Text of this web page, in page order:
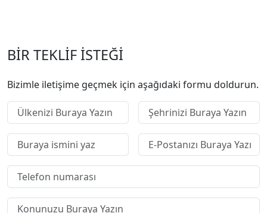
BİR TEKLİF İSTEĞİ
Bizimle iletişime geçmek için aşağıdaki formu doldurun.